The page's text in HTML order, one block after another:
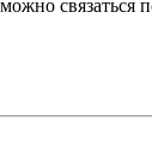
связаться